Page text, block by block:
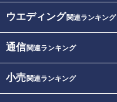
ウエディング関連ランキング
通信関連ランキング
小売関連ランキング